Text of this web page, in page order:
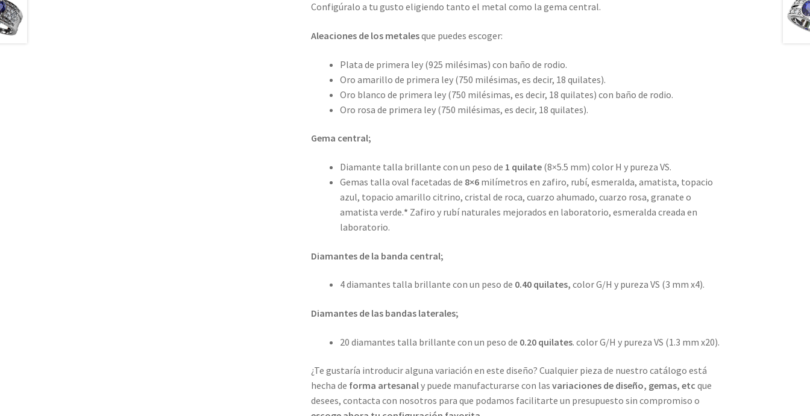
Configúralo a tu gusto eligiendo tanto el metal como la gema central.
Aleaciones de los metalesque puedes escoger:
Plata de primera ley (925 milésimas) con baño de rodio.
Oro amarillo de primera ley (750 milésimas, es decir, 18 quilates).
Oro blanco de primera ley (750 milésimas, es decir, 18 quilates) con baño de rodio.
Oro rosa de primera ley (750 milésimas, es decir, 18 quilates).
Gema central;
Diamante talla brillante con un peso de 1 quilate(8×5.5 mm) color H y pureza VS.
Gemas talla oval facetadas de 8×6milímetros en zafiro, rubí, esmeralda, amatista, topacio
azul, topacio amarillo citrino, cristal de roca, cuarzo ahumado, cuarzo rosa, granate o
amatista verde.* Zafiro y rubí naturales mejorados en laboratorio, esmeralda creada en
laboratorio.
Diamantes de la banda central;
4 diamantes talla brillante con un peso de 0.40 quilates, color G/H y pureza VS (3 mm x4).
Diamantes de las bandas laterales;
20 diamantes talla brillante con un peso de 0.20 quilates. color G/H y pureza VS (1.3 mm x20).
¿Te gustaría introducir alguna variación en este diseño? Cualquier pieza de nuestro catálogo está
hecha de forma artesanaly puede manufacturarse con las variaciones de diseño, gemas, etc que
desees, contacta con nosotros para que podamos facilitarte un presupuesto sin compromiso o